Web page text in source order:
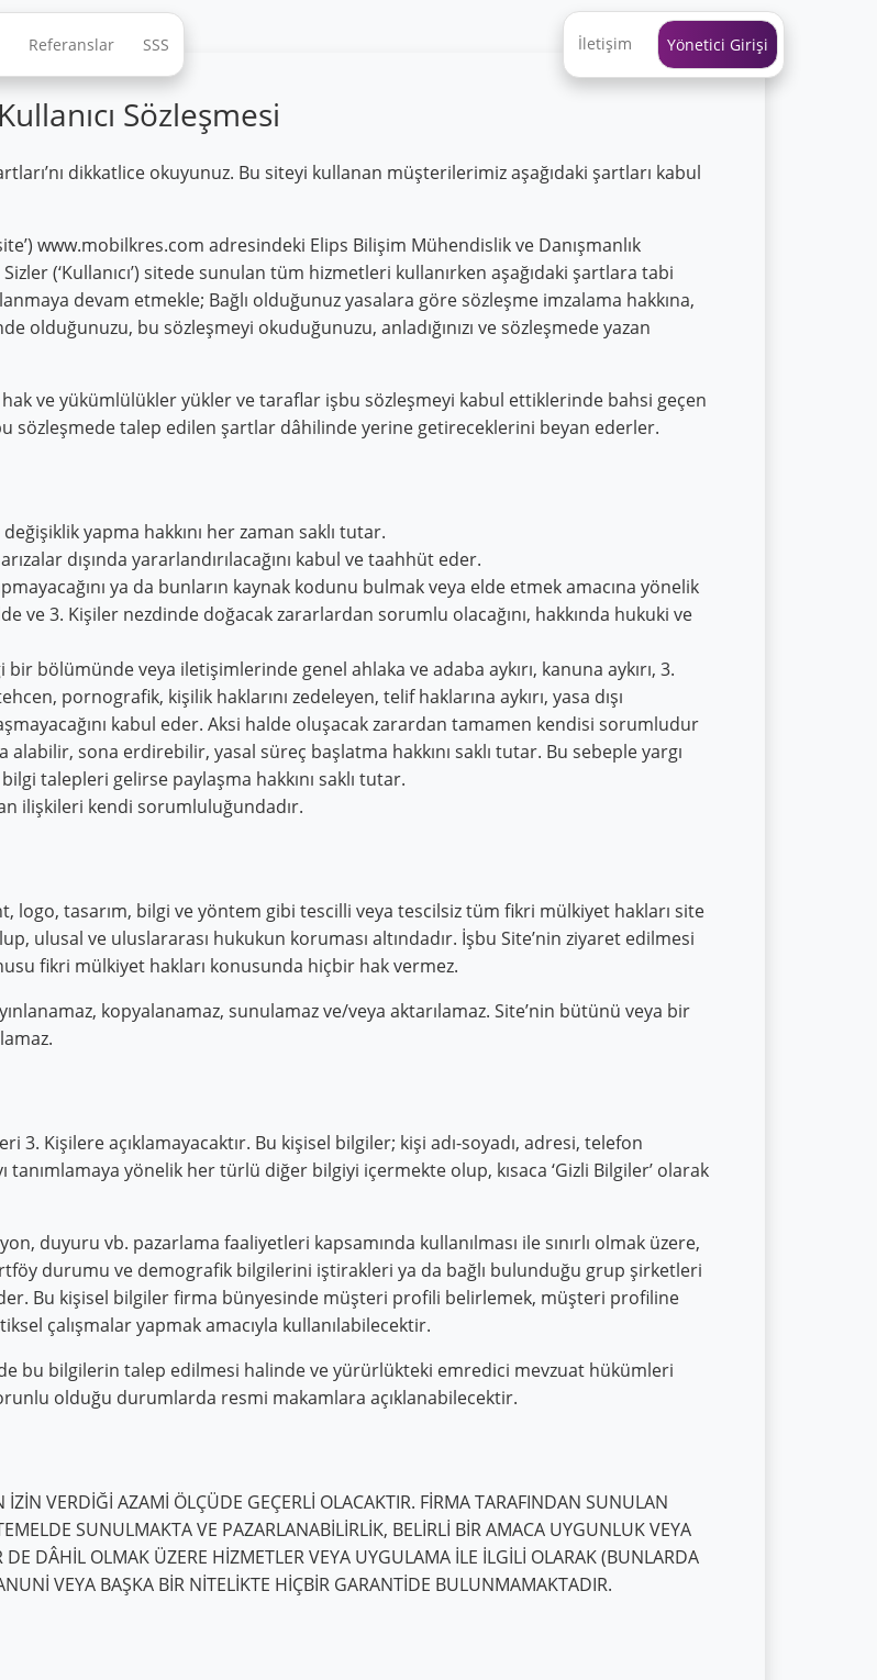
Referanslar SSS İletişim Yönetici Girişi
Kullanıcı Sözleşmesi
dikkatlice okuyunuz. Bu siteyi kullanan müşterilerimiz aşağıdaki şartları kabul
www.mobilkres.com adresindeki Elips Bilişim Mühendislik ve Danışmanlık
(‘Kullanıcı’) sitede sunulan tüm hizmetleri kullanırken aşağıdaki şartlara tabi
devam etmekle; Bağlı olduğunuz yasalara göre sözleşme imzalama hakkına,
olduğunuzu, bu sözleşmeyi okuduğunuzu, anladığınızı ve sözleşmede yazan
ve yükümlülükler yükler ve taraflar işbu sözleşmeyi kabul ettiklerinde bahsi geçen
sözleşmede talep edilen şartlar dâhilinde yerine getireceklerini beyan ederler.
yapma hakkını her zaman saklı tutar.
dışında yararlandırılacağını kabul ve taahhüt eder.
ya da bunların kaynak kodunu bulmak veya elde etmek amacına yönelik
ve 3. Kişiler nezdinde doğacak zararlardan sorumlu olacağını, hakkında hukuki ve
bölümünde veya iletişimlerinde genel ahlaka ve adaba aykırı, kanuna aykırı, 3.
pornografik, kişilik haklarını zedeleyen, telif haklarına aykırı, yasa dışı
kabul eder. Aksi halde oluşacak zarardan tamamen kendisi sorumludur
alabilir, sona erdirebilir, yasal süreç başlatma hakkını saklı tutar. Bu sebeple yargı
talepleri gelirse paylaşma hakkını saklı tutar.
ilişkileri kendi sorumluluğundadır.
logo, tasarım, bilgi ve yöntem gibi tescilli veya tescilsiz tüm fikri mülkiyet hakları site
ulusal ve uluslararası hukukun koruması altındadır. İşbu Site’nin ziyaret edilmesi
fikri mülkiyet hakları konusunda hiçbir hak vermez.
kopyalanamaz, sunulamaz ve/veya aktarılamaz. Site’nin bütünü veya bir
3. Kişilere açıklamayacaktır. Bu kişisel bilgiler; kişi adı-soyadı, adresi, telefon
tanımlamaya yönelik her türlü diğer bilgiyi içermekte olup, kısaca ‘Gizli Bilgiler’ olarak
duyuru vb. pazarlama faaliyetleri kapsamında kullanılması ile sınırlı olmak üzere,
durumu ve demografik bilgilerini iştirakleri ya da bağlı bulunduğu grup şirketleri
Bu kişisel bilgiler firma bünyesinde müşteri profili belirlemek, müşteri profiline
çalışmalar yapmak amacıyla kullanılabilecektir.
bu bilgilerin talep edilmesi halinde ve yürürlükteki emredici mevzuat hükümleri
olduğu durumlarda resmi makamlara açıklanabilecektir.
VERDİĞİ AZAMİ ÖLÇÜDE GEÇERLİ OLACAKTIR. FİRMA TARAFINDAN SUNULAN
SUNULMAKTA VE PAZARLANABİLİRLİK, BELİRLİ BİR AMACA UYGUNLUK VEYA
DÂHİL OLMAK ÜZERE HİZMETLER VEYA UYGULAMA İLE İLGİLİ OLARAK (BUNLARDA
VEYA BAŞKA BİR NİTELİKTE HİÇBİR GARANTİDE BULUNMAMAKTADIR.